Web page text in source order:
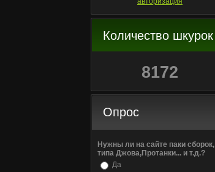
Количество шкурок
8172
Опрос
Нужны ли на сайте паки сборок,
типа Джова,Протанки... и т.д.?
Да